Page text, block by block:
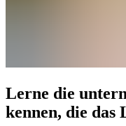
Lerne die
kennen, die das